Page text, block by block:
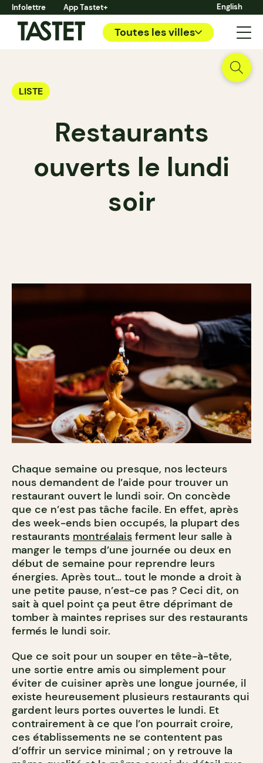
Infolettre App Tastet+ English
Toutes les villes
LISTE
Restaurants
ouverts le lundi
soir
Chaque semaine ou presque, nos lecteurs
nous demandent de l’aide pour trouver un
restaurant ouvert le lundi soir. On concède
que ce n’est pas tâche facile. En effet, après
des week-ends bien occupés, la plupart des
restaurants montréalais ferment leur salle à
manger le temps d’une journée ou deux en
début de semaine pour reprendre leurs
énergies. Après tout… tout le monde a droit à
une petite pause, n’est-ce pas ? Ceci dit, on
sait à quel point ça peut être déprimant de
tomber à maintes reprises sur des restaurants
fermés le lundi soir.
Que ce soit pour un souper en tête-à-tête,
une sortie entre amis ou simplement pour
éviter de cuisiner après une longue journée, il
existe heureusement plusieurs restaurants qui
gardent leurs portes ouvertes le lundi. Et
contrairement à ce que l’on pourrait croire,
ces établissements ne se contentent pas
d’offrir un service minimal ; on y retrouve la